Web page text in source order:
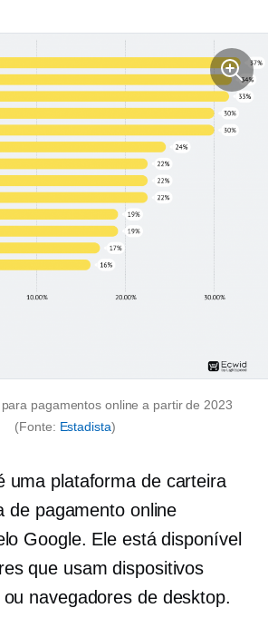
pagamentos online a partir de 2023
(Fonte: Estadista)
uma plataforma de carteira
de pagamento online
Google. Ele está disponível
que usam dispositivos
navegadores de desktop.